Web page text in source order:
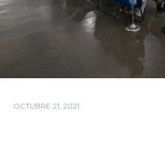
OCTUBRE 21, 2021